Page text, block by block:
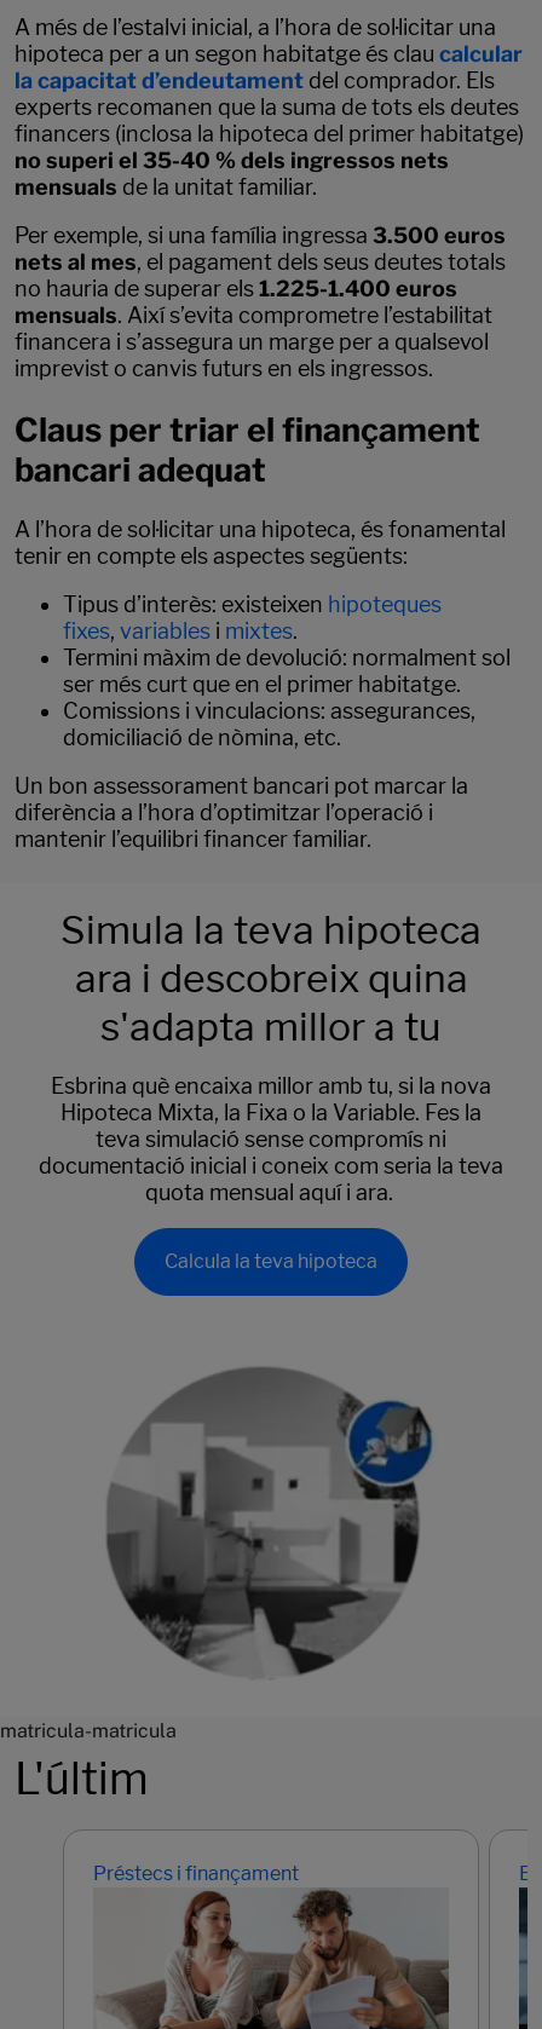
A més de l’estalvi inicial, a l’hora de sol·licitar una
hipoteca per a un segon habitatge és clau calcular
la capacitat d’endeutament del comprador. Els
experts recomanen que la suma de tots els deutes
financers (inclosa la hipoteca del primer habitatge)
no superi el 35-40 % dels ingressos nets
mensuals de la unitat familiar.
Per exemple, si una família ingressa 3.500 euros
nets al mes, el pagament dels seus deutes totals
no hauria de superar els1.225-1.400 euros
mensuals. Així s’evita comprometre l’estabilitat
financera i s’assegura un marge per a qualsevol
imprevist o canvis futurs en els ingressos.
Claus per triar el finançament
bancari adequat
A l’hora de sol·licitar una hipoteca, és fonamental
tenir en compte els aspectes següents:
Tipus d’interès: existeixen hipoteques
fixes, variables i mixtes.
Termini màxim de devolució: normalment sol
ser més curt que en el primer habitatge.
Comissions i vinculacions: assegurances,
domiciliació de nòmina, etc.
Un bon assessorament bancari pot marcar la
diferència a l’hora d’optimitzar l’operació i
mantenir l’equilibri financer familiar.
Simula la teva hipoteca
ara i descobreix quina
s'adapta millor a tu
Esbrina què encaixa millor amb tu, si la nova
Hipoteca Mixta, la Fixa o la Variable. Fes la
teva simulació sense compromís ni
documentació inicial i coneix com seria la teva
quota mensual aquí i ara.
Calcula la teva hipoteca
matricula-matricula
L'últim
Préstecs i finançament